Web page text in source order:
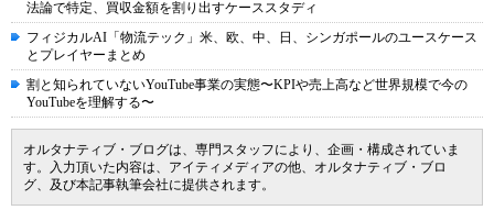
法論で特定、買収金額を割り出すケーススタディ
フィジカルAI「物流テック」米、欧、中、日、シンガポールのユースケース
とプレイヤーまとめ
割と知られていないYouTube事業の実態〜KPIや売上高など世界規模で今の
YouTubeを理解する〜
オルタナティブ・ブログは、専門スタッフにより、企画・構成されていま
す。入力頂いた内容は、アイティメディアの他、オルタナティブ・ブロ
グ、及び本記事執筆会社に提供されます。